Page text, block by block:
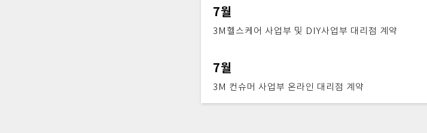
7월
3M헬스케어 사업부 및 DIY사업부 대리점 계약
7월
3M 컨슈머 사업부 온라인 대리점 계약